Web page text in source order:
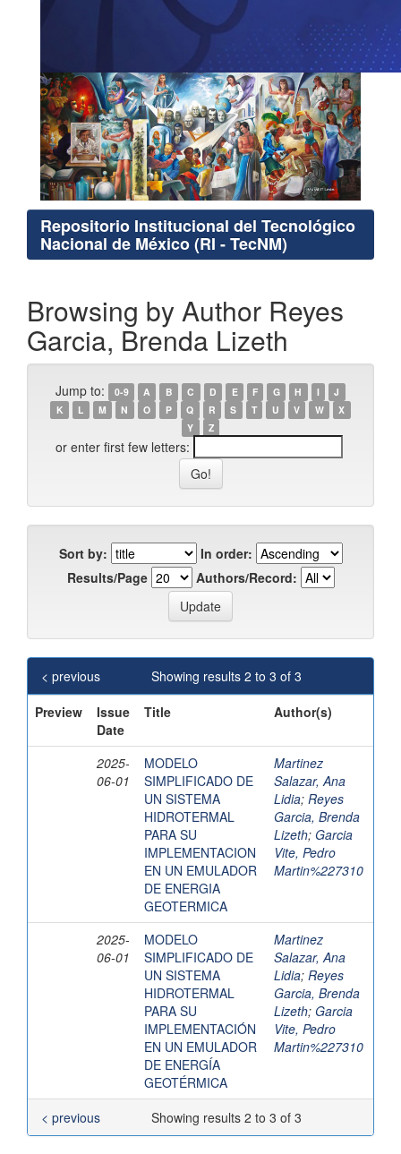
Repositorio Institucional del Tecnológico
Nacional de México (RI - TecNM)
Browsing by Author Reyes
Garcia, Brenda Lizeth
Jump to: 0-9 A B C D E F G H I
J
K
L M N O P Q R S T U V W
X
Y
Z
or enter first few letters:
Sort by:
In order:
Results/Page
Authors/Record:
Showing results 2 to 3 of 3
< previous
Preview
Issue
Date
Title Author(s)
2025-
06-01
MODELO
SIMPLIFICADO DE
UN SISTEMA
HIDROTERMAL
PARA SU
IMPLEMENTACION
EN UN EMULADOR
DE ENERGIA
GEOTERMICA
Martinez
Salazar, Ana
Lidia; Reyes
Garcia, Brenda
Lizeth; Garcia
Vite, Pedro
Martin%227310
2025-
06-01
MODELO
SIMPLIFICADO DE
UN SISTEMA
HIDROTERMAL
PARA SU
IMPLEMENTACIÓN
EN UN EMULADOR
DE ENERGÍA
GEOTÉRMICA
Martinez
Salazar, Ana
Lidia; Reyes
Garcia, Brenda
Lizeth; Garcia
Vite, Pedro
Martin%227310
Showing results 2 to 3 of 3
< previous